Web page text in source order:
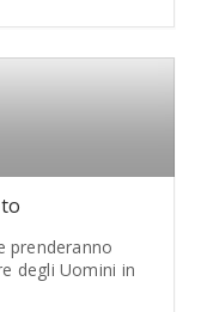
prenderanno
degli Uomini in